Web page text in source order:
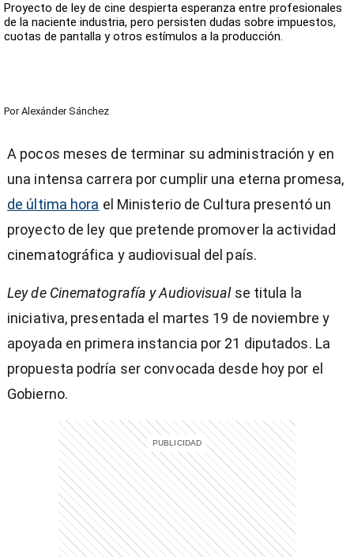
Proyecto de ley de cine despierta esperanza entre profesionales
de la naciente industria, pero persisten dudas sobre impuestos,
cuotas de pantalla y otros estímulos a la producción.
Por Alexánder Sánchez
A pocos meses de terminar su administración y en
una intensa carrera por cumplir una eterna promesa,
de última hora el Ministerio de Cultura presentó un
proyecto de ley que pretende promover la actividad
cinematográfica y audiovisual del país.
Ley de Cinematografía y Audiovisual se titula la
iniciativa, presentada el martes 19 de noviembre y
apoyada en primera instancia por 21 diputados. La
propuesta podría ser convocada desde hoy por el
Gobierno.